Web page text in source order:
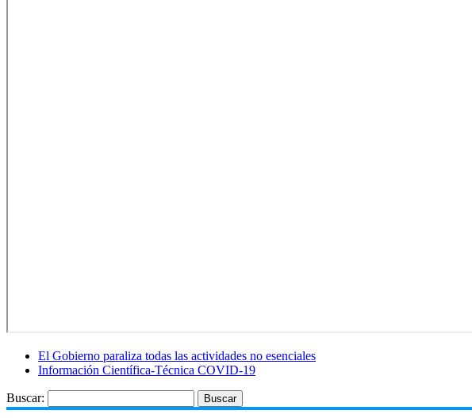
El Gobierno paraliza todas las actividades no esenciales
Información Científica-Técnica COVID-19
Buscar: